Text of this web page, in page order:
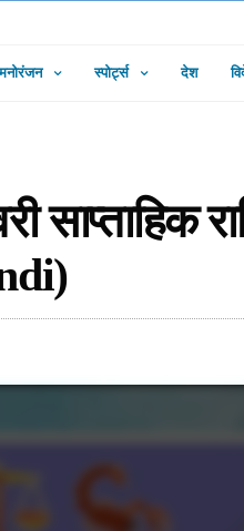
मनोरंजन स्पोर्ट्स देश
साप्‍ताहिक